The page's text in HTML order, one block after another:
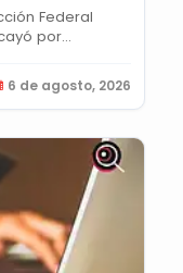
Federal
por
6 de agosto, 2026